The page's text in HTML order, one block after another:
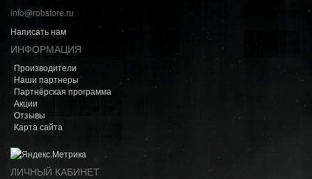
info@robstore.ru
Написать нам
ИНФОРМАЦИЯ
Производители
Наши партнеры
Партнёрская программа
Акции
Отзывы
Карта сайта
ЛИЧНЫЙ КАБИНЕТ